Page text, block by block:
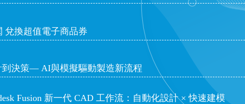
兌換超值電子商品券
到決策— AI與模擬驅動製造新流程
Fusion 新一代 CAD 工作流：自動化設計 × 快速建模